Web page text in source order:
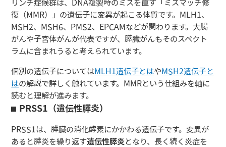
リンチ症候群は、DNA複製時のミスを直す「ミスマッチ修
復（MMR）」の遺伝子に変異が起こる体質です。MLH1、
MSH2、MSH6、PMS2、EPCAMなどが関わります。大腸
がんや子宮体がんが代表ですが、膵臓がんもそのスペクト
ラムに含まれうると考えられています。
個別の遺伝子についてはMLH1遺伝子とはやMSH2遺伝子と
はの解説で詳しく触れています。MMRという仕組みを軸に
読むと理解が進みます。
PRSS1（遺伝性膵炎）
PRSS1は、膵臓の消化酵素にかかわる遺伝子です。変異が
あると膵炎を繰り返す遺伝性膵炎 となり、長く続く炎症を